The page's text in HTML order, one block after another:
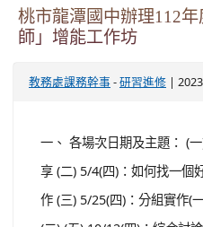
桃市龍潭國中辦理112
師」增能工作坊
教務處課務幹事 - 研習進修 |
一、 各場次日期及主題： (
享 (二) 5/4(四)：如何找一個
作 (三) 5/25(四)：分組實作(